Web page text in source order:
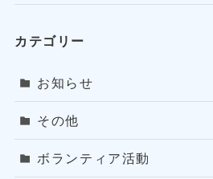
カテゴリー
お知らせ
その他
ボランティア活動